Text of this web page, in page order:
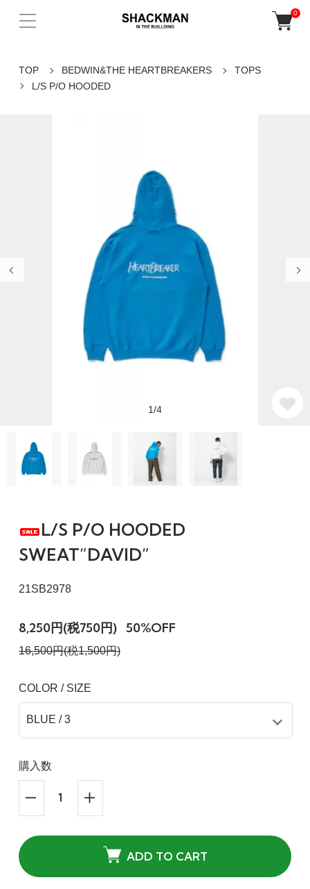
0
TOP BEDWIN&THE HEARTBREAKERS
TOPS
L/S P/O HOODED
1/4
L/S P/O HOODED
SWEAT”DAVID”
21SB2978
8,250円(税750円) 50%OFF
16,500円(税1,500円)
COLOR / SIZE
購入数
ADD TO CART